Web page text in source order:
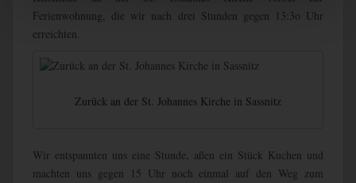
Ferienwohnung, die wir nach drei Stunden gegen 13:3o Uhr
erreichten.
Zurück an der St. Johannes Kirche in Sassnitz
Wir entspannten uns eine Stunde, aßen ein Stück Kuchen und
machten uns gegen 15 Uhr noch einmal auf den Weg zum